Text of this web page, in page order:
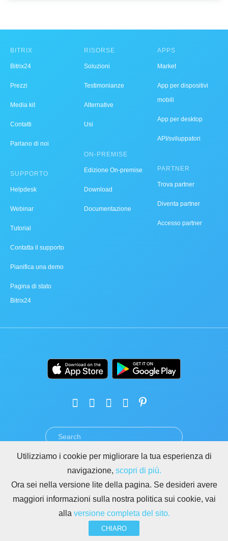
BITRIX
Bitrix24
Prezzi
Media kit
Contatti
Parlano di noi
SUPPORTO
Helpdesk
Webinar
Tutorial
Contatta il supporto
Pianifica una demo
Pagina di stato
Bitrix24
RISORSE
Soluzioni
Testimonianze
Alternative
Usi
ON-PREMISE
Edizione On-premise
Download
Documentazione
APPS
Market
App per dispositivi
mobili
App per desktop
API/sviluppatori
PARTNER
Trova partner
Diventa partner
Accesso partner
PRIVACY GDPR
ABUSO
REGOLE PER I SITI DI BITRIX24
Copyright © 2026 Bitrix24
Utilizziamo i cookie per migliorare la tua esperienza di
navigazione, scopri di più.
Ora sei nella versione lite della pagina. Se desideri avere
maggiori informazioni sulla nostra politica sui cookie, vai
alla versione completa del sito.
CHIARO